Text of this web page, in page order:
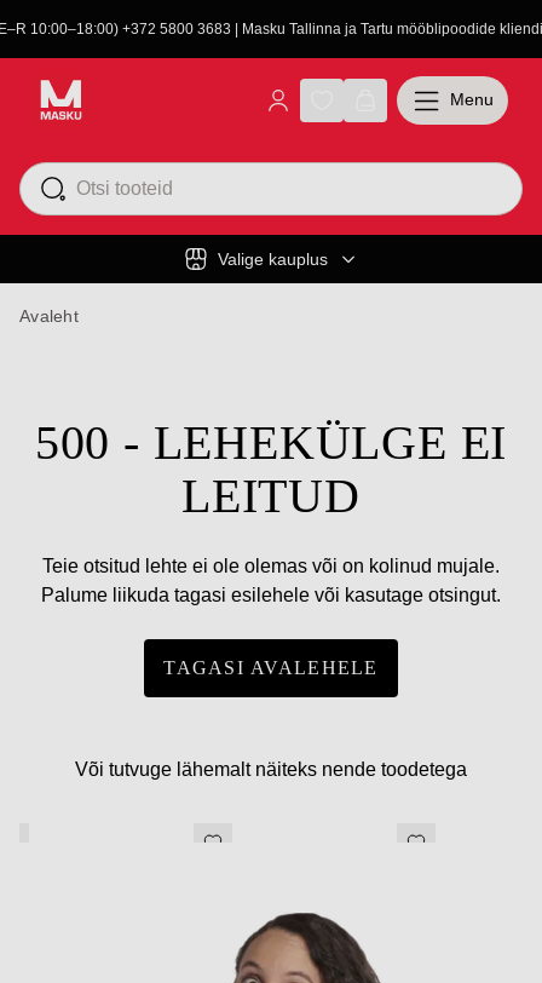
10:00–18:00) +372 5800 3683 | Masku Tallinna ja Tartu mööblipoodide
Valige kauplus
Menu
Avaleht
500 - LEHEKÜLGE EI
LEITUD
Teie otsitud lehte ei ole olemas või on kolinud mujale.
Palume liikuda tagasi esilehele või kasutage otsingut.
TAGASI AVALEHELE
Või tutvuge lähemalt näiteks nende toodetega